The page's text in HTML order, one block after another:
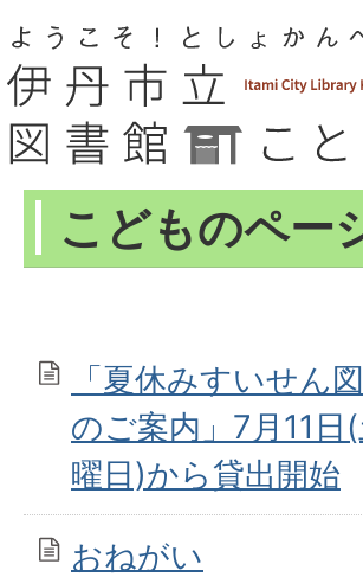
こどものペー
「夏休みすいせん
のご案内」7月11日
曜日)から貸出開始
おねがい